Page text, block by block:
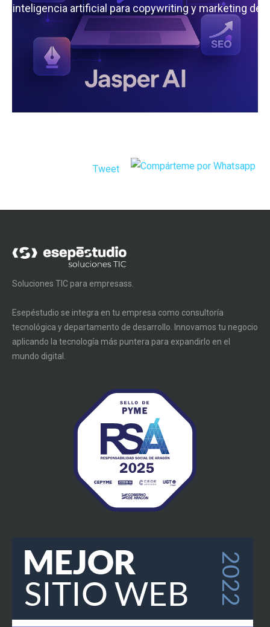
la inteligencia artificial para copywriting y marketing de
Tweet
Soluciones TIC para empresass.
Esepéstudio se integra en tu empresa como consultoría
tecnológica y departamento de desarrollo. Innovamos tu negocio
aplicando la tecnología más puntera para expandirlo en el
mundo digital.